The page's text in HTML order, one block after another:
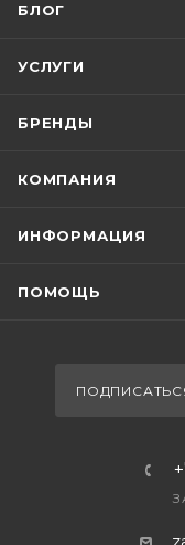
БЛОГ
УСЛУГИ
БРЕНДЫ
КОМПАНИЯ
ИНФОРМАЦИЯ
ПОМОЩЬ